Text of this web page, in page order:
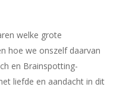
welke grote
hoe we onszelf daarvan
en Brainspotting-
liefde en aandacht in dit